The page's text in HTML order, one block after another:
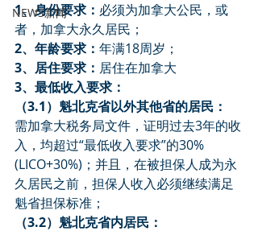
NEWS新闻
1、身份要求： 必须为加拿大公民，或
者，加拿大永久居民；
2、年龄要求： 年满18周岁；
3、居住要求： 居住在加拿大
3、最低收入要求：
（3.1）魁北克省以外其他省的居民：
需加拿大税务局文件，证明过去3年的收
入，均超过“最低收入要求”的30%
(LICO+30%)；并且，在被担保人成为永
久居民之前，担保人收入必须继续满足
魁省担保标准；
（3.2）魁北克省内居民：